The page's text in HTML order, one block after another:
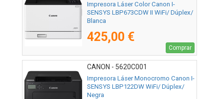
Impresora Láser Color Canon I-
SENSYS LBP673CDW II WiFi/ Dúplex/
Blanca
425,00 €
Comprar
CANON - 5620C001
Impresora Láser Monocromo Canon I-
SENSYS LBP122DW WiFi/ Dúplex/
Negra